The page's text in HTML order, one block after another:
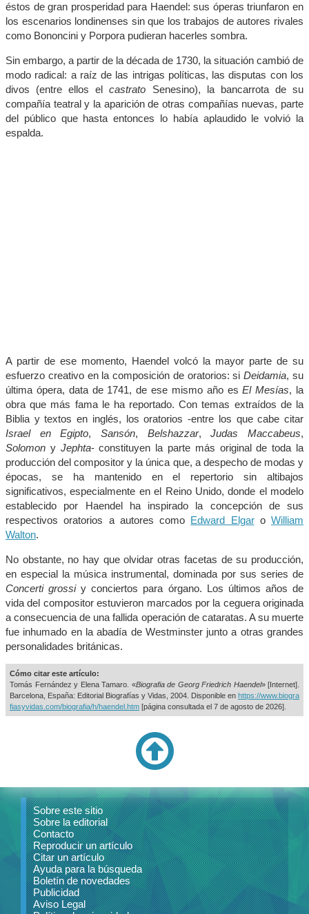
éstos de gran prosperidad para Haendel: sus óperas triunfaron en
los escenarios londinenses sin que los trabajos de autores rivales
como Bononcini y Porpora pudieran hacerles sombra.
Sin embargo, a partir de la década de 1730, la situación cambió de
modo radical: a raíz de las intrigas políticas, las disputas con los
divos (entre ellos elcastrato Senesino), la bancarrota de su
compañía teatral y la aparición de otras compañías nuevas, parte
del público que hasta entonces lo había aplaudido le volvió la
espalda.
A partir de ese momento, Haendel volcó la mayor parte de su
esfuerzo creativo en la composición de oratorios: siDeidamia, su
última ópera, data de 1741, de ese mismo año esEl Mesías, la
obra que más fama le ha reportado. Con temas extraídos de la
Biblia y textos en inglés, los oratorios -entre los que cabe citar
Israel en Egipto,Sansón, Belshazzar,Judas Maccabeus,
Solomon y Jephta- constituyen la parte más original de toda la
producción del compositor y la única que, a despecho de modas y
épocas, se ha mantenido en el repertorio sin altibajos
significativos, especialmente en el Reino Unido, donde el modelo
establecido por Haendel ha inspirado la concepción de sus
respectivos oratorios a autores como Edward Elgaro William
Walton.
No obstante, no hay que olvidar otras facetas de su producción,
en especial la música instrumental, dominada por sus series de
Concerti grossiy conciertos para órgano. Los últimos años de
vida del compositor estuvieron marcados por la ceguera originada
a consecuencia de una fallida operación de cataratas. A su muerte
fue inhumado en la abadía de Westminster junto a otras grandes
personalidades británicas.
Cómo citar este artículo:
Tomás Fernández y Elena Tamaro. «Biografia de Georg Friedrich Haendel» [Internet].
Barcelona, España: Editorial Biografías y Vidas, 2004. Disponible en https://www.biogra
fiasyvidas.com/biografia/h/haendel.htm [página consultada el 7 de agosto de 2026].
Sobre este sitio
Sobre la editorial
Contacto
Reproducir un artículo
Citar un artículo
Ayuda para la búsqueda
Boletín de novedades
Publicidad
Aviso Legal